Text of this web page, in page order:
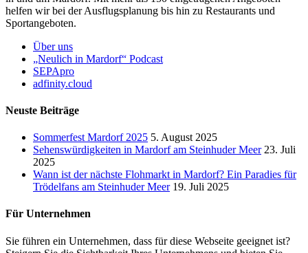
helfen wir bei der Ausflugsplanung bis hin zu Restaurants und
Sportangeboten.
Über uns
„Neulich in Mardorf“ Podcast
SEPApro
adfinity.cloud
Neuste Beiträge
Sommerfest Mardorf 2025 5. August 2025
Sehenswürdigkeiten in Mardorf am Steinhuder Meer 23. Juli
2025
Wann ist der nächste Flohmarkt in Mardorf? Ein Paradies für
Trödelfans am Steinhuder Meer 19. Juli 2025
Für Unternehmen
Sie führen ein Unternehmen, dass für diese Webseite geeignet ist?